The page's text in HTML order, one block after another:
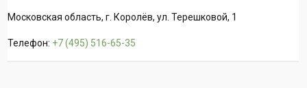
Московская область, г. Королёв, ул. Терешковой, 1
Телефон: +7 (495) 516-65-35